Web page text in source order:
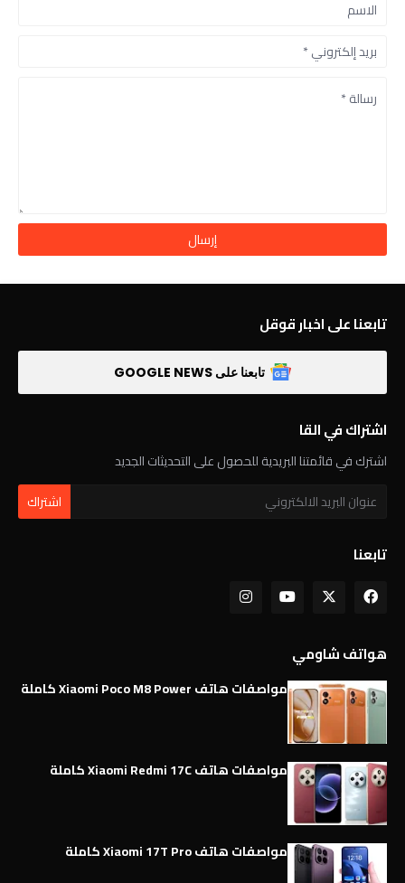
تابعنا على اخبار قوقل
تابعنا على GOOGLE NEWS
اشتراك في القا
اشترك في قائمتنا البريدية للحصول على التحديثات الجديد
تابعنا
هواتف شاومي
مواصفات هاتف Xiaomi Poco M8 Power كاملة
مواصفات هاتف Xiaomi Redmi 17C كاملة
مواصفات هاتف Xiaomi 17T Pro كاملة